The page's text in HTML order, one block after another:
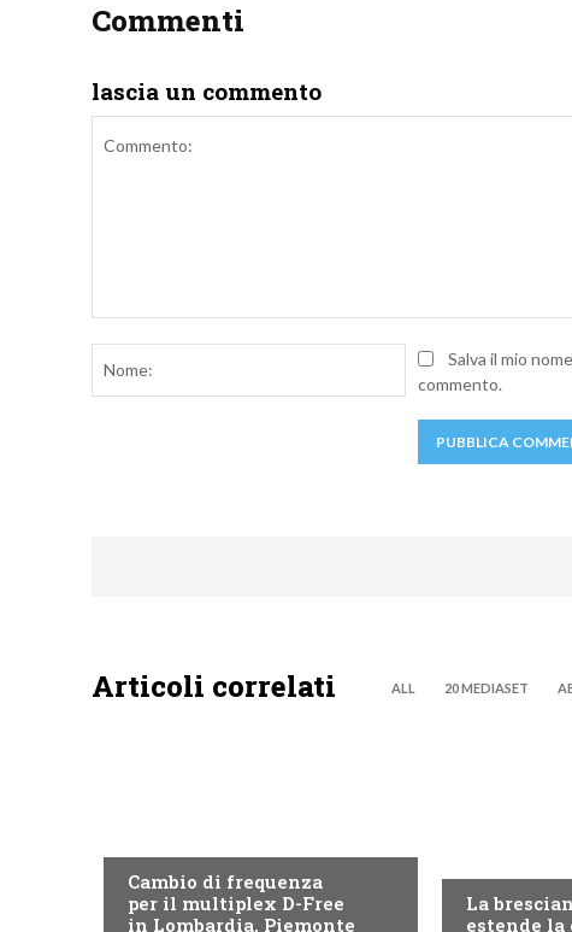
Commenti
lascia un commento
Nome:Salva il mio
commento.
Articoli correlati ALL 20 MEDIASET
Cambio di frequenza
per il multiplex D-Free
in Lombardia, Piemonte
La
estende la